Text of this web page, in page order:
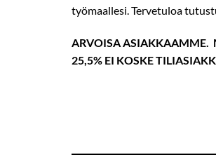
työmaallesi. Tervetuloa
ARVOISA ASIAKKAAMME.
25,5% EI KOSKE